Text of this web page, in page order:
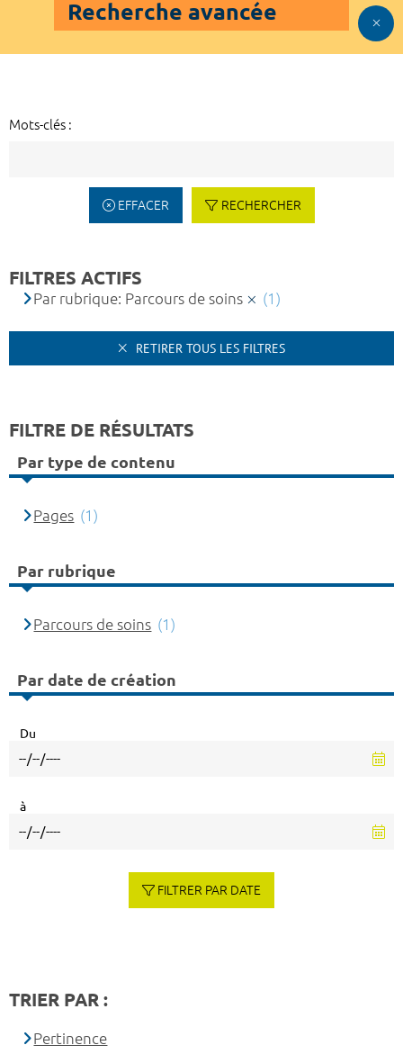
Recherche avancée
Mots-clés :
EFFACER RECHERCHER
FILTRES ACTIFS
Par rubrique: Parcours de soins (1)
RETIRER TOUS LES FILTRES
FILTRE DE RÉSULTATS
Par type de contenu
Pages (1)
Par rubrique
Parcours de soins (1)
Par date de création
Du
à
FILTRER PAR DATE
TRIER PAR :
Pertinence